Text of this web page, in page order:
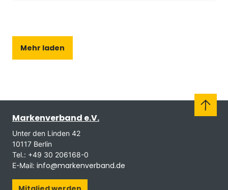
Mehr laden
Markenverband e.V.
Unter den Linden 42
10117 Berlin
Tel.: +49 30 206168-0
E-Mail: info@markenverband.de